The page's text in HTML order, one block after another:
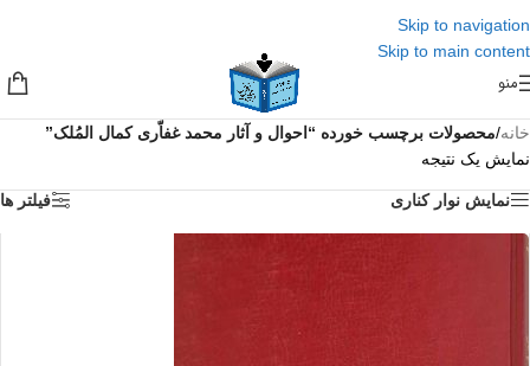
Skip to navigation
Skip to main content
منو
خانه/محصولات برچسب خورده “احوال و آثار محمد غفاّری کمال المُلک”
نمایش یک نتیجه
نمایش نوار کناری فیلتر ها